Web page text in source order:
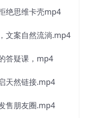
绝思维卡壳mp4
文案自然流淌.mp4
答疑课，mp4
天然链接.mp4
售朋友圈.mp4